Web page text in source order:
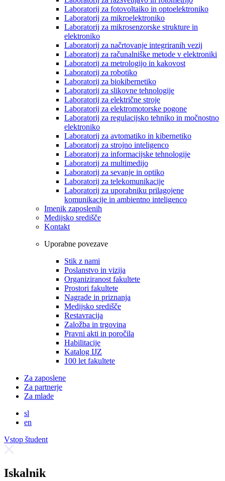
Laboratorij za fotovoltaiko in optoelektroniko
Laboratorij za mikroelektroniko
Laboratorij za mikrosenzorske strukture in
elektroniko
Laboratorij za načrtovanje integriranih vezij
Laboratorij za računalniške metode v elektroniki
Laboratorij za metrologijo in kakovost
Laboratorij za robotiko
Laboratorij za biokibernetiko
Laboratorij za slikovne tehnologije
Laboratorij za električne stroje
Laboratorij za elektromotorske pogone
Laboratorij za regulacijsko tehniko in močnostno
elektroniko
Laboratorij za avtomatiko in kibernetiko
Laboratorij za strojno inteligenco
Laboratorij za informacijske tehnologije
Laboratorij za multimedijo
Laboratorij za sevanje in optiko
Laboratorij za telekomunikacije
Laboratorij za uporabniku prilagojene
komunikacije in ambientno inteligenco
Imenik zaposlenih
Medijsko središče
Kontakt
Uporabne povezave
Stik z nami
Poslanstvo in vizija
Organiziranost fakultete
Prostori fakultete
Nagrade in priznanja
Medijsko središče
Restavracija
Založba in trgovina
Pravni akti in poročila
Habilitacije
Katalog IJZ
100 let fakultete
Za zaposlene
Za partnerje
Za mlade
sl
en
Vstop študent
Iskalnik